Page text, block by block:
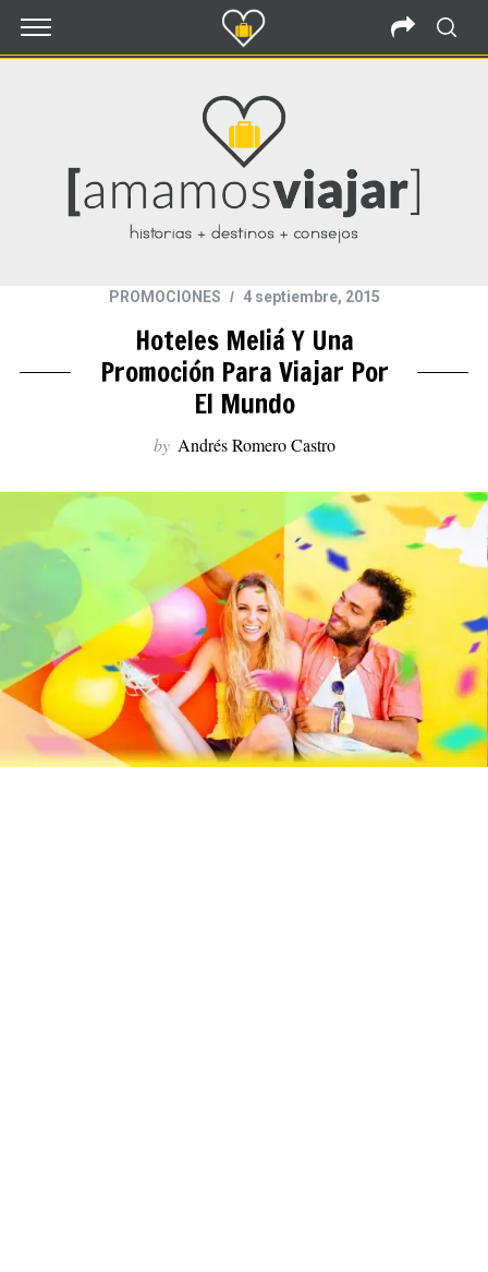
PROMOCIONES 4 septiembre, 2015
Hoteles Meliá Y Una
Promoción Para Viajar Por
El Mundo
by Andrés Romero Castro